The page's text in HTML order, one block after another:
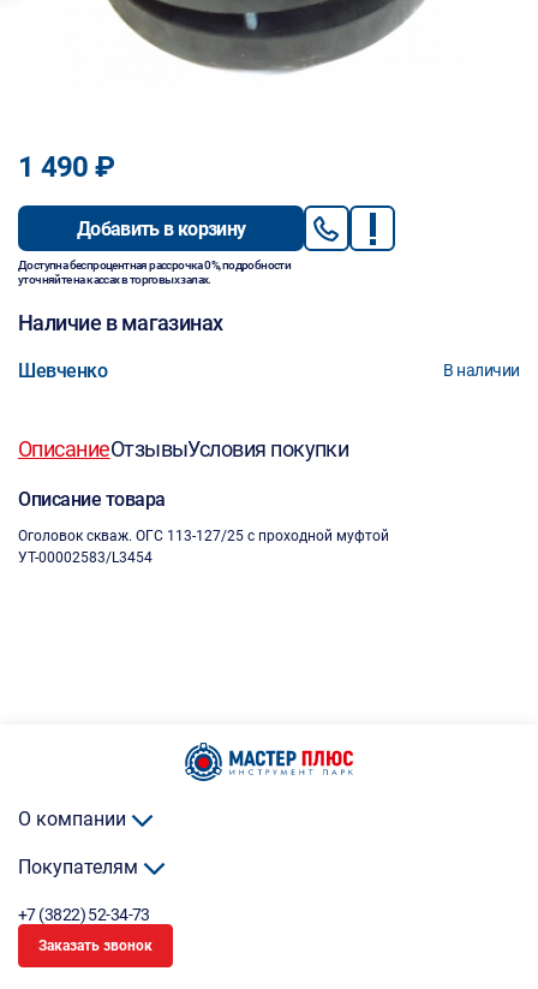
1 490 ₽
Добавить в корзину
Доступна беспроцентная рассрочка 0%, подробности
уточняйте на кассах в торговых залах.
Наличие в магазинах
Шевченко В наличии
ОписаниеОтзывыУсловия покупки
Описание товара
Оголовок скваж. ОГС 113-127/25 с проходной муфтой
УТ-00002583/L3454
О компании
Покупателям
+7 (3822) 52-34-73
Заказать звонок